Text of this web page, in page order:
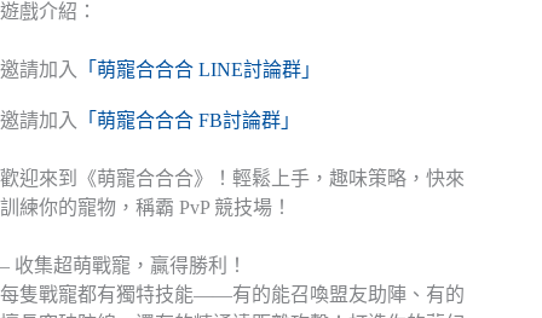
NT$30
到
NT$10,000
遊戲介紹：
邀請加入 「萌寵合合合 LINE討論群」
邀請加入 「萌寵合合合 FB討論群」
歡迎來到《萌寵合合合》！輕鬆上手，趣味策略，快來
訓練你的寵物，稱霸 PvP 競技場！
– 收集超萌戰寵，贏得勝利！
每隻戰寵都有獨特技能——有的能召喚盟友助陣、有的